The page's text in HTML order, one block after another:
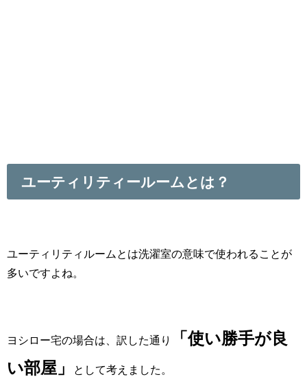
ユーティリティールームとは？
ユーティリティルームとは洗濯室の意味で使われることが
多いですよね。
ヨシロー宅の場合は、訳した通り
「使い勝手が良
い部屋」
として考えました。